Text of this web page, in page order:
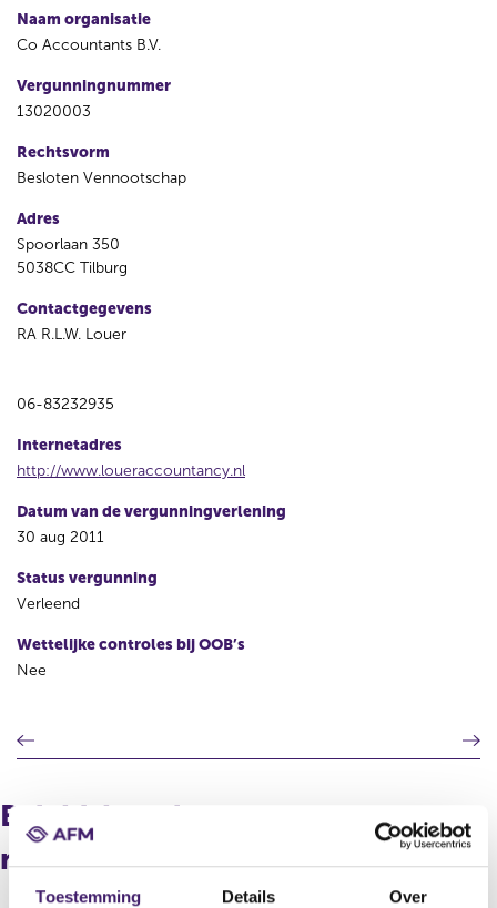
Toestemming Details Over
Naam organisatie
Co Accountants B.V.
Vergunningnummer
13020003
Rechtsvorm
Besloten Vennootschap
Adres
Spoorlaan 350
5038CC Tilburg
Contactgegevens
RA R.L.W. Louer
06-83232935
Internetadres
http://www.loueraccountancy.nl
Datum van de vergunningverlening
30 aug 2011
Status vergunning
Verleend
Wettelijke controles bij OOB’s
Nee
o
g
r
e
V
o
e
n
d
Beleidsbepalers en
medebeleidsbepalers